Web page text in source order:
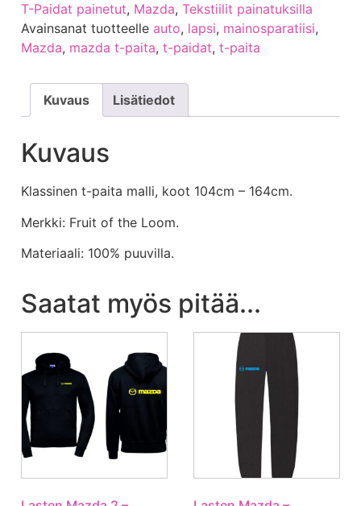
T-Paidat painetut, Mazda, Tekstiilit painatuksilla
Avainsanat tuotteelle auto, lapsi, mainosparatiisi,
Mazda, mazda t-paita, t-paidat, t-paita
Kuvaus Lisätiedot
Kuvaus
Klassinen t-paita malli, koot 104cm – 164cm.
Merkki: Fruit of the Loom.
Materiaali: 100% puuvilla.
Saatat myös pitää...